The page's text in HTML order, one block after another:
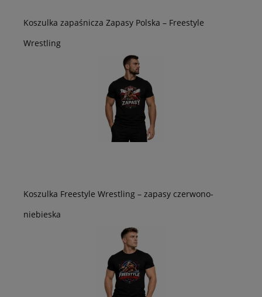
Koszulka zapaśnicza Zapasy Polska – Freestyle
Wrestling
Koszulka Freestyle Wrestling – zapasy czerwono-
niebieska